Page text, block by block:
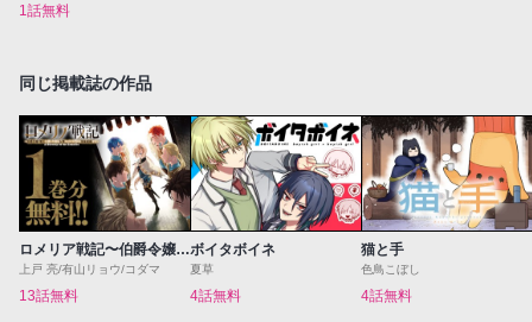
1話無料
同じ掲載誌の作品
ロメリア戦記〜伯爵令嬢、魔王を倒した後も人類やばそうだから軍隊組織する〜
上戸 亮/有山リョウ/コダマ
13話無料
ボイタボイネ
夏草
4話無料
猫と手
色鳥こぼし
4話無料